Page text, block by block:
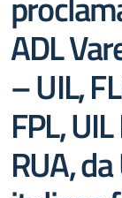
ADL
– UIL,
FPL,
RUA,